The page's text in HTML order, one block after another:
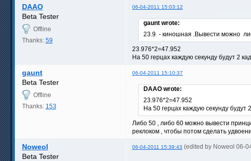
DAAO 06-04-2011 15:03:12
Beta Tester
Offline
Thanks: 59
gaunt wrote:
23.9 - киношная .Вывести можно
23.976*2=47.952
На 50 герцах каждую секунду будут 2
gaunt 06-04-2011 15:10:37
Beta Tester
Offline
Thanks: 153
DAAO wrote:
23.976*2=47.952
На 50 герцах каждую секунду
Либо 50 , либо 60 можно вывести
реклоком , чтобы потом сделать
Noweol 06-04-2011 15:39:43 (edited by Noweol 06-
Beta Tester